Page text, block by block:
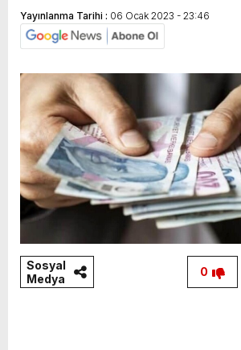
Yayınlanma Tarihi : 06 Ocak 2023 - 23:46
Sosyal
Medya
0